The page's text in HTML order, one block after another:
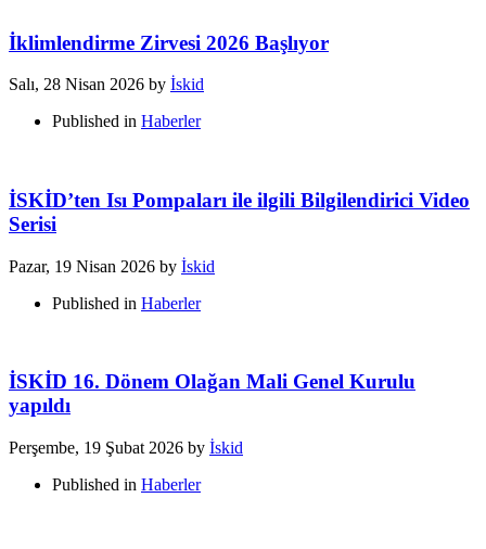
İklimlendirme Zirvesi 2026 Başlıyor
Salı, 28 Nisan 2026 by İskid
Published in Haberler
İSKİD’ten Isı Pompaları ile ilgili Bilgilendirici Video
Serisi
Pazar, 19 Nisan 2026 by İskid
Published in Haberler
İSKİD 16. Dönem Olağan Mali Genel Kurulu
yapıldı
Perşembe, 19 Şubat 2026 by İskid
Published in Haberler